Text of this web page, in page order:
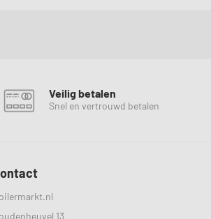
Veilig betalen
Snel en vertrouwd betalen
13